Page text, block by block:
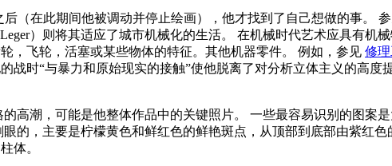
（在此期间他被调动并停止绘画），他才找到了自己想做的事。 参
）则将其适应了城市机械化的生活。 在机械时代艺术应具有机
，飞轮，活塞或某些物体的特征。其他机器零件。 例如，参见 修
战时“与暴力和原始现实的接触”使他脱离了对分析立体主义的高
高潮，可能是他整体作品中的关键照片。 一些最容易识别的图案
的，主要是柠檬黄色和鲜红色的鲜艳斑点，从顶部到底部由紫红
体。